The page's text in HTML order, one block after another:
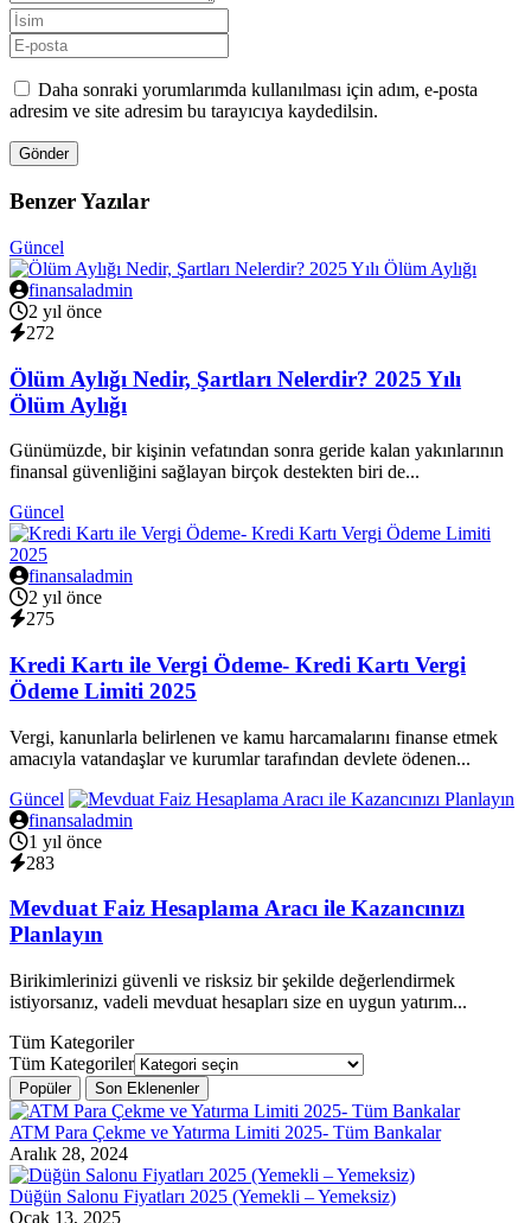
Daha sonraki yorumlarımda kullanılması için adım, e-posta
adresim ve site adresim bu tarayıcıya kaydedilsin.
Gönder
Benzer Yazılar
Güncel
finansaladmin
2 yıl önce
272
Ölüm Aylığı Nedir, Şartları Nelerdir? 2025 Yılı
Ölüm Aylığı
Günümüzde, bir kişinin vefatından sonra geride kalan yakınlarının
finansal güvenliğini sağlayan birçok destekten biri de...
Güncel
finansaladmin
2 yıl önce
275
Kredi Kartı ile Vergi Ödeme- Kredi Kartı Vergi
Ödeme Limiti 2025
Vergi, kanunlarla belirlenen ve kamu harcamalarını finanse etmek
amacıyla vatandaşlar ve kurumlar tarafından devlete ödenen...
Güncel
finansaladmin
1 yıl önce
283
Mevduat Faiz Hesaplama Aracı ile Kazancınızı
Planlayın
Birikimlerinizi güvenli ve risksiz bir şekilde değerlendirmek
istiyorsanız, vadeli mevduat hesapları size en uygun yatırım...
Tüm Kategoriler
Tüm Kategoriler
Popüler Son Eklenenler
ATM Para Çekme ve Yatırma Limiti 2025- Tüm Bankalar
Aralık 28, 2024
Düğün Salonu Fiyatları 2025 (Yemekli – Yemeksiz)
Ocak 13, 2025